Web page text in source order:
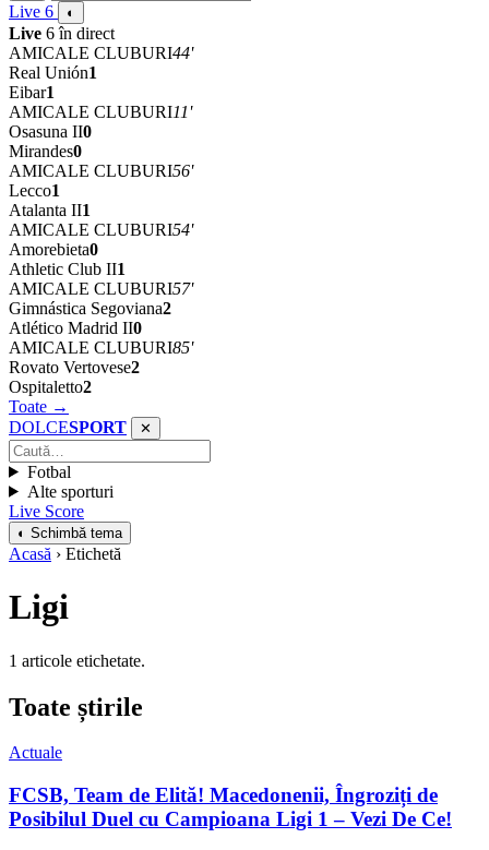
Live 6 ◐
Live 6 în direct
AMICALE CLUBURI44'
Real Unión1
Eibar1
AMICALE CLUBURI11'
Osasuna II0
Mirandes0
AMICALE CLUBURI56'
Lecco1
Atalanta II1
AMICALE CLUBURI54'
Amorebieta0
Athletic Club II1
AMICALE CLUBURI57'
Gimnástica Segoviana2
Atlético Madrid II0
AMICALE CLUBURI85'
Rovato Vertovese2
Ospitaletto2
Toate →
DOLCESPORT ✕
Fotbal
Alte sporturi
Live Score
◐ Schimbă tema
Acasă › Etichetă
Ligi
1 articole etichetate.
Toate știrile
Actuale
FCSB, Team de Elită! Macedonenii, Îngroziți de
Posibilul Duel cu Campioana Ligi 1 – Vezi De Ce!